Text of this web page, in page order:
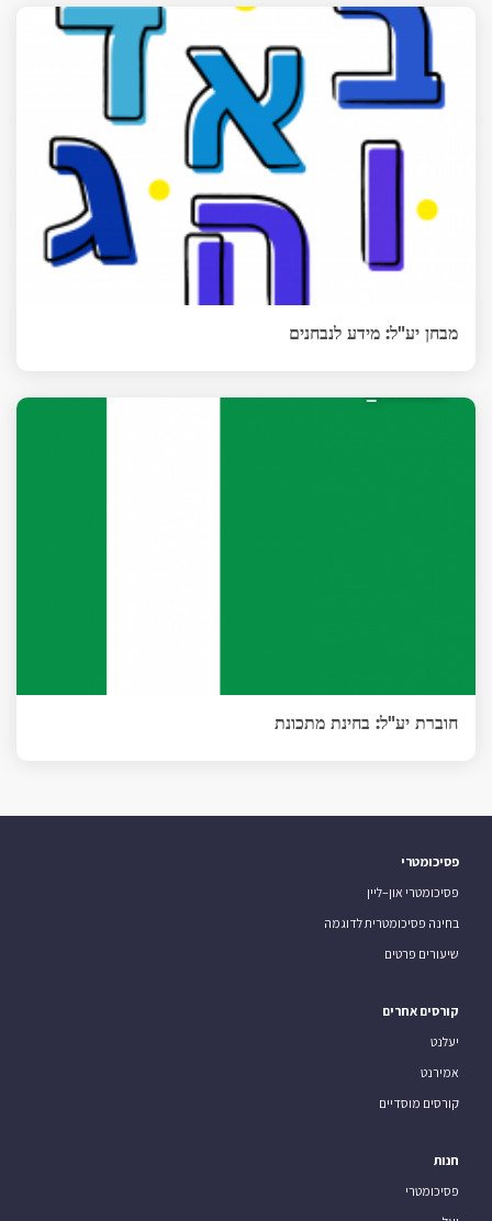
מבחן יע"ל: מידע לנבחנים
חוברת יע"ל: בחינת מתכונת
פסיכומטרי
פסיכומטרי און–ליין
בחינה פסיכומטרית לדוגמה
שיעורים פרטים
קורסים אחרים
יעלנט
אמירנט
קורסים מוסדיים
חנות
פסיכומטרי